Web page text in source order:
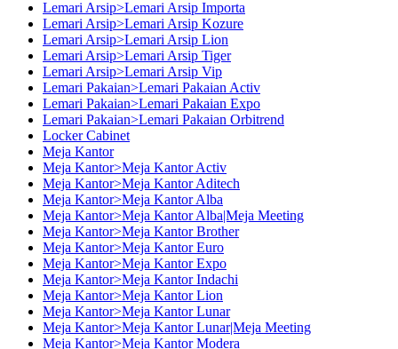
Lemari Arsip>Lemari Arsip Importa
Lemari Arsip>Lemari Arsip Kozure
Lemari Arsip>Lemari Arsip Lion
Lemari Arsip>Lemari Arsip Tiger
Lemari Arsip>Lemari Arsip Vip
Lemari Pakaian>Lemari Pakaian Activ
Lemari Pakaian>Lemari Pakaian Expo
Lemari Pakaian>Lemari Pakaian Orbitrend
Locker Cabinet
Meja Kantor
Meja Kantor>Meja Kantor Activ
Meja Kantor>Meja Kantor Aditech
Meja Kantor>Meja Kantor Alba
Meja Kantor>Meja Kantor Alba|Meja Meeting
Meja Kantor>Meja Kantor Brother
Meja Kantor>Meja Kantor Euro
Meja Kantor>Meja Kantor Expo
Meja Kantor>Meja Kantor Indachi
Meja Kantor>Meja Kantor Lion
Meja Kantor>Meja Kantor Lunar
Meja Kantor>Meja Kantor Lunar|Meja Meeting
Meja Kantor>Meja Kantor Modera